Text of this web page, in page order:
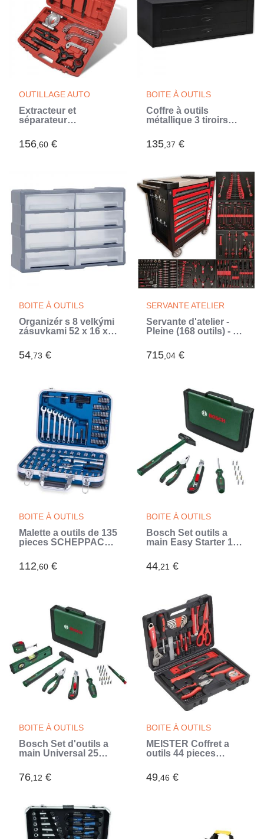
OUTILLAGE AUTO
Extracteur et
séparateur
(Gris)
156,60 €
BOITE À OUTILS
Coffre à outils
métallique 3 tiroirs
135,37 €
BOITE À OUTILS
Organizér s 8 velkými
zásuvkami 52 x 16 x
54,73 €
SERVANTE ATELIER
Servante d'atelier -
Pleine (168 outils) - 7
Acier - Rouge
(Rouge)
715,04 €
BOITE À OUTILS
Malette a outils de 135
pieces SCHEPPACH -
acier chrome
vanadium - Mallette
112,60 €
BOITE À OUTILS
Bosch Set outils a
main Easy Starter 14
44,21 €
BOITE À OUTILS
Bosch Set d'outils a
main Universal 25
76,12 €
BOITE À OUTILS
MEISTER Coffret a
outils 44 pieces
49,46 €